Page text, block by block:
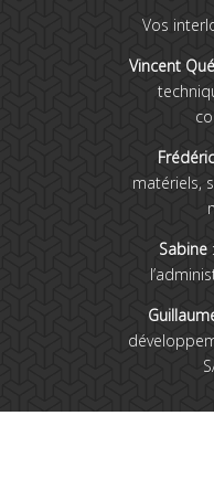
Vos
Vincent
Frédéric
matériels,
Sabine